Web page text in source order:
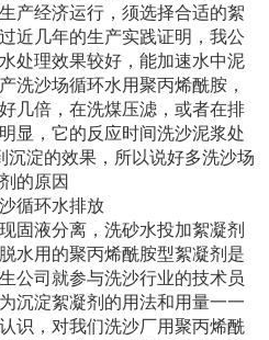
产经济运行，须选择合适的絮
近几年的生产实践证明，我公
处理效果较好，能加速水中泥
洗沙场循环水用聚丙烯酰胺，
几倍，在洗煤压滤，或者在排
显，它的反应时间洗沙泥浆处
沉淀的效果，所以说好多洗沙场
的原因
循环水排放
固液分离，洗砂水投加絮凝剂
水用的聚丙烯酰胺型絮凝剂是
公司就参与洗沙行业的技术员
沉淀絮凝剂的用法和用量一一
识，对我们洗沙厂用聚丙烯酰